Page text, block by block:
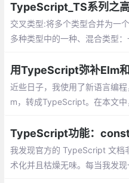
TypeScript_TS系列之
交叉类型:将多个类型合并为一
多种类型中的一种、混合类型
动指定一个值的类型
用TypeScript弥补Elm
近些日子，我使用了新语言编
m，转成TypeScript。在本文
TypeScript功能：
我发现官方的 TypeScript 文档
术化并且枯燥无味。每当我发